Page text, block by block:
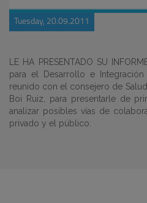
Tuesday, 20.09.2011
LE HA PRESENTADO SU
para el Desarrollo e
reunido con el consejero de
Boi Ruiz, para presentarle de
analizar posibles vías de
privado y el público.